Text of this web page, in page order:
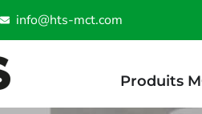
info@hts-mct.com
Produits